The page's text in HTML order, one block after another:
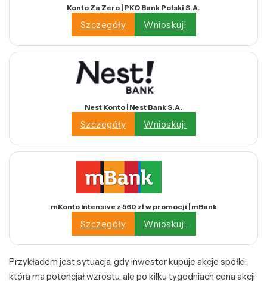
Konto Za Zero | PKO Bank Polski S.A.
Szczegóły Wnioskuj!
Nest Konto | Nest Bank S.A.
Szczegóły Wnioskuj!
mKonto Intensive z 560 zł w promocji | mBank
Szczegóły Wnioskuj!
Przykładem jest sytuacja, gdy inwestor kupuje akcje spółki,
która ma potencjał wzrostu, ale po kilku tygodniach cena akcji